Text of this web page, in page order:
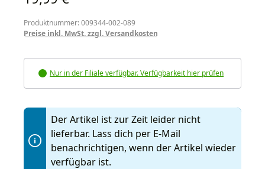
Produktnummer: 009344-002-089
Preise inkl. MwSt. zzgl. Versandkosten
Nur in der Filiale verfügbar. Verfügbarkeit hier prüfen
Der Artikel ist zur Zeit leider nicht
lieferbar. Lass dich per E-Mail
benachrichtigen, wenn der Artikel wieder
verfügbar ist.